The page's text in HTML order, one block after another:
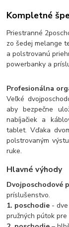
Kompletné
Priestranné
zo šedej melange
a polstrovanú
powerbanky a
Profesionálna
Veľké
aby bezpečne
nabíjačiek a
tablet. Vďaka
polstrovaným
ruke.
Hlavné výhody
Dvojposchodové
príslušenstvo.
1. poschodie -
pružných pútok pre